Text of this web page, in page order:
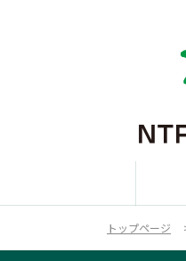
トップページ